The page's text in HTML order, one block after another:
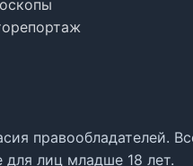
правообладателей.
лиц младше 18 лет.